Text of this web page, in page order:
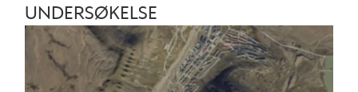
UNDERSØKELSE